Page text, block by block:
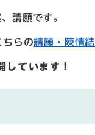
請願です。
ちらの請願・陳情
ています！